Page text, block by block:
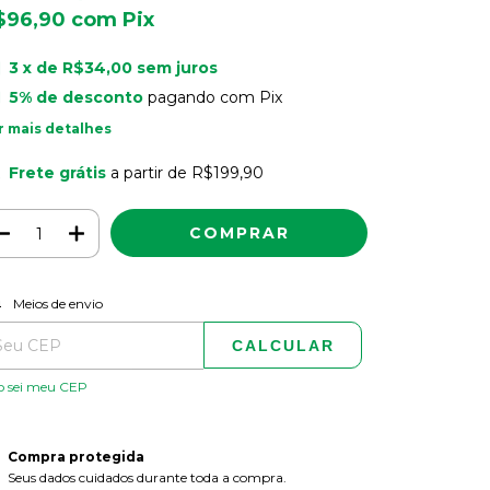
com Pix
3 x de R$34,00 sem juros
5% de descontopagando com Pix
mais detalhes
Frete grátis a partir de R$199,90
para o CEP:
Meios de envio
CALCULAR
sei meu CEP
Compra protegida
Seus dados cuidados durante toda a compra.